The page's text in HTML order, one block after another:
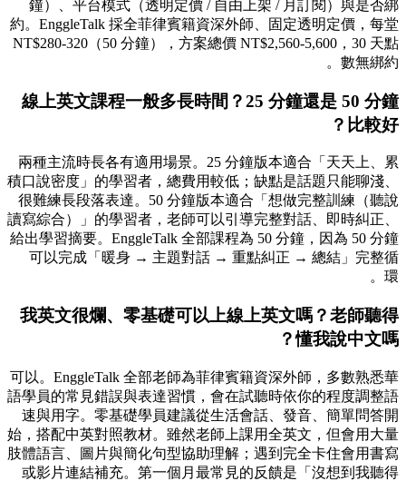
鐘）、平台模式（透明定價 / 自由上架 / 月訂閱）與是否綁
約。EnggleTalk 採全菲律賓籍資深外師、固定透明定價，每堂
NT$280-320（50 分鐘），方案總價 NT$2,560-5,600，30 天點
數無綁約。
線上英文課程一般多長時間？25 分鐘還是 50 分鐘
比較好？
兩種主流時長各有適用場景。25 分鐘版本適合「天天上、累
積口說密度」的學習者，總費用較低；缺點是話題只能聊淺、
很難練長段落表達。50 分鐘版本適合「想做完整訓練（聽說
讀寫綜合）」的學習者，老師可以引導完整對話、即時糾正、
給出學習摘要。EnggleTalk 全部課程為 50 分鐘，因為 50 分鐘
可以完成「暖身 → 主題對話 → 重點糾正 → 總結」完整循
環。
我英文很爛、零基礎可以上線上英文嗎？老師聽得
懂我說中文嗎？
可以。EnggleTalk 全部老師為菲律賓籍資深外師，多數熟悉華
語學員的常見錯誤與表達習慣，會在試聽時依你的程度調整語
速與用字。零基礎學員建議從生活會話、發音、簡單問答開
始，搭配中英對照教材。雖然老師上課用全英文，但會用大量
肢體語言、圖片與簡化句型協助理解；遇到完全卡住會用書寫
或影片連結補充。第一個月最常見的反饋是「沒想到我聽得